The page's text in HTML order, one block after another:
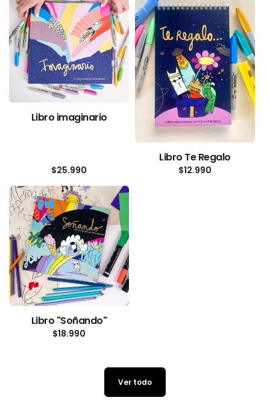
Libro imaginario
Precio
$25.990
Libro Te Regalo
Precio
$12.990
Libro "Soñando"
Precio
$18.990
Ver todo